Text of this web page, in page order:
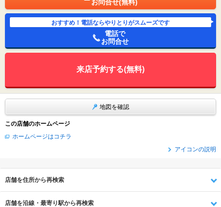
お問合せ(無料)
おすすめ！電話ならやりとりがスムーズです
電話で
お問合せ
来店予約する(無料)
地図を確認
この店舗のホームページ
ホームページはコチラ
アイコンの説明
店舗を住所から再検索
店舗を沿線・最寄り駅から再検索